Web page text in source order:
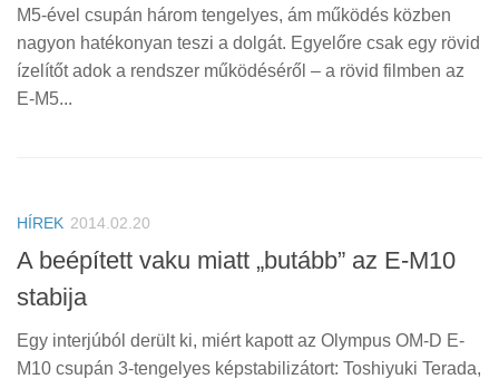
M5-ével csupán három tengelyes, ám működés közben
nagyon hatékonyan teszi a dolgát. Egyelőre csak egy rövid
ízelítőt adok a rendszer működéséről – a rövid filmben az
E-M5...
HÍREK 2014.02.20
A beépített vaku miatt „butább” az E-M10
stabija
Egy interjúból derült ki, miért kapott az Olympus OM-D E-
M10 csupán 3-tengelyes képstabilizátort: Toshiyuki Terada,